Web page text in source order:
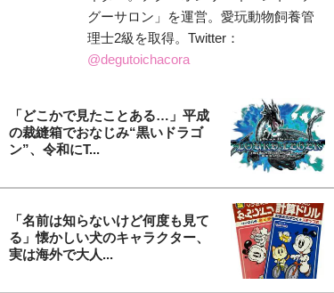
グーサロン」を運営。愛玩動物飼養管
理士2級を取得。Twitter：
@degutoichacora
「どこかで見たことある…」平成
の裁縫箱でおなじみ“黒いドラゴ
ン”、令和にT...
「名前は知らないけど何度も見て
る」懐かしい犬のキャラクター、
実は海外で大人...